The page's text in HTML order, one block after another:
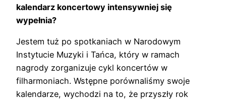
kalendarz koncertowy intensywniej się
wypełnia?
Jestem tuż po spotkaniach w Narodowym
Instytucie Muzyki i Tańca, który w ramach
nagrody zorganizuje cykl koncertów w
filharmoniach. Wstępne porównaliśmy swoje
kalendarze, wychodzi na to, że przyszły rok